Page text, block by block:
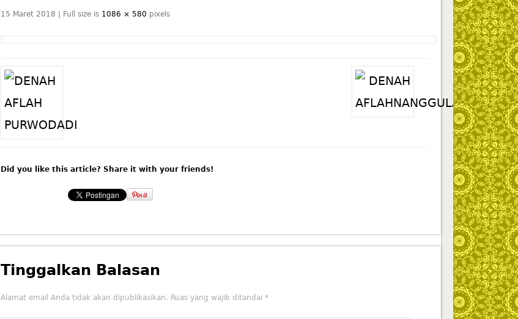
15 Maret 2018 | Full size is 1086 × 580 pixels
Did you like this article? Share it with your friends!
Tinggalkan Balasan
Alamat email Anda tidak akan dipublikasikan. Ruas yang wajib ditandai*